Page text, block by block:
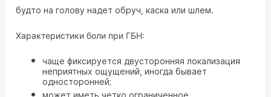
будто на голову надет обруч, каска или шлем.
Характеристики боли при ГБН:
чаще фиксируется двусторонняя локализация
неприятных ощущений, иногда бывает
односторонней;
может иметь четко ограниченное